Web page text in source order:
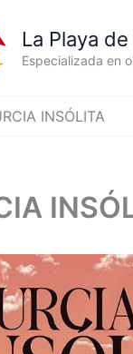
La Playa
Especializada en
INSÓLITA